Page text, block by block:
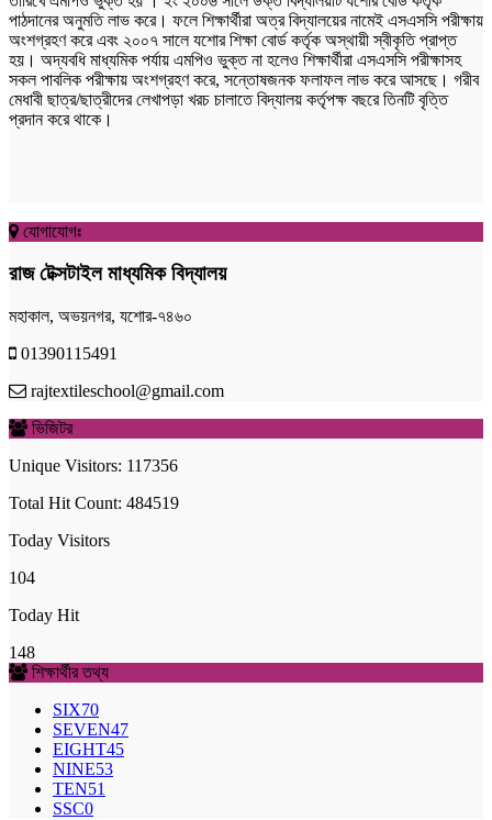
পাঠদানের অনুমতি লাভ করে। ফলে শিক্ষার্থীরা অত্র বিদ্যালয়ের নামেই এসএসসি পরীক্ষায়
অংশগ্রহণ করে এবং ২০০৭ সালে যশোর শিক্ষা বোর্ড কর্তৃক অস্থায়ী স্বীকৃতি প্রাপ্ত
হয়। অদ্যবধি মাধ্যমিক পর্যায় এমপিও ভুক্ত না হলেও শিক্ষার্থীরা এসএসসি পরীক্ষাসহ
সকল পাবলিক পরীক্ষায় অংশগ্রহণ করে, সন্তোষজনক ফলাফল লাভ করে আসছে। গরীব
মেধাবী ছাত্র/ছাত্রীদের লেখাপড়া খরচ চালাতে বিদ্যালয় কর্তৃপক্ষ বছরে তিনটি বৃত্তি
প্রদান করে থাকে।
যোগাযোগঃ
রাজ টেক্সটাইল মাধ্যমিক বিদ্যালয়
মহাকাল, অভয়নগর, যশোর-৭৪৬০
01390115491
rajtextileschool@gmail.com
ভিজিটর
Unique Visitors: 117356
Total Hit Count: 484519
Today Visitors
104
Today Hit
148
শিক্ষার্থীর তথ্য
SIX70
SEVEN47
EIGHT45
NINE53
TEN51
SSC0